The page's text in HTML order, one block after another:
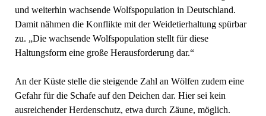
und weiterhin wachsende Wolfspopulation in Deutschland.
Damit nähmen die Konflikte mit der Weidetierhaltung spürbar
zu. „Die wachsende Wolfspopulation stellt für diese
Haltungsform eine große Herausforderung dar.“
An der Küste stelle die steigende Zahl an Wölfen zudem eine
Gefahr für die Schafe auf den Deichen dar. Hier sei kein
ausreichender Herdenschutz, etwa durch Zäune, möglich.